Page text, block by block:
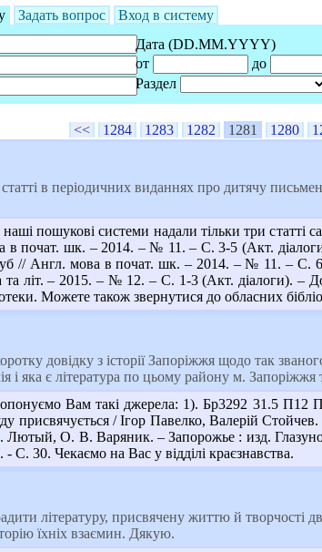
Задать вопрос
Вход в систему
Дата (DD.MM.YYYY)
от
до
Раздел
<< 1284 1283 1282 1281 1280
в періодичних виданнях про дитячу
пошукові системи надали тільки три статті
в почат. шк. – 2014. – № 11. – С. 3-5 (Акт.
// Англ. мова в почат. шк. – 2014. – № 11. – С.
літ. – 2015. – № 12. – С. 1-3 (Акт. діалоги). –
Можете також звернутися до обласних
довідку з історії Запоріжжя щодо так
і яка є література по цьому району м. Запоріжжя
Вам такі джерела: 1). Бр3292 31.5 П12
присвячується / Ігор Павелко, Валерій
О. В. Варяник. – Запорожье : изд.
30. Чекаємо на Вас у відділі краєзнавства.
літературу, присвячену життю й творчості
їхніх взаємин. Дякую.